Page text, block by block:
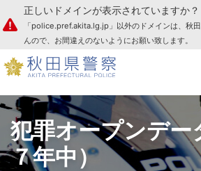
本文へ
正しいドメインが表示されていますか？
「police.pref.akita.lg.jp」以外のドメインは、秋
んので、お間違えのないようにお願い致します。
犯罪オープンデー
７年中）